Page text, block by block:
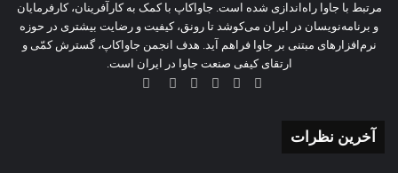
مرتبط با جاوا راه‌اندازی شده است. جاواکاپ با کمک به کارآفرینان، کارفرمایان
و برنامه‌نویسان در ایران می‌کوشد تا رونق، کیفیت و رضایت بیشتری در حوزه‌
نرم‌افزارهای مبتنی بر جاوا فراهم آید. هدف انجمن جاواکاپ، گسترش کمّی و
ارتقای کیفی صنعت جاوا در ایران است.
آخرین نظرات